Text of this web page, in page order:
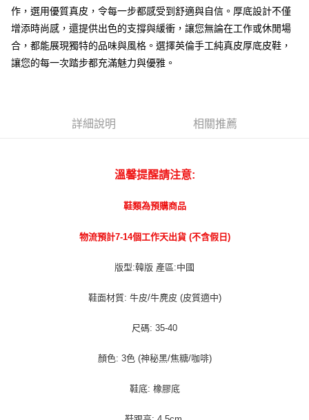
付款後7-11純取貨
每筆NT$100，滿NT$1,500(含以上)免運費
每筆NT$100，滿NT$1,000(含以上)免運費
作，選用優質真皮，令每一步都感受到舒適與自信。厚底設計不僅
增添時尚感，還提供出色的支撐與緩衝，讓您無論在工作或休閒場
合，都能展現獨特的品味與風格。選擇英倫手工純真皮厚底皮鞋，
讓您的每一次踏步都充滿魅力與優雅。
詳細說明 相關推薦
溫馨提醒請注意:
鞋類為預購商品
物流預計7-14個工作天出貨 (不含假日)
版型:韓版 產區:中國
鞋面材質: 牛皮/牛麂皮 (皮質適中)
尺碼: 35-40
顏色: 3色 (神秘黑/焦糖/咖啡)
鞋底: 橡膠底